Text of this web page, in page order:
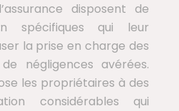
disposent de
spécifiques qui leur
la prise en charge des
négligences avérées.
les propriétaires à des
considérables qui